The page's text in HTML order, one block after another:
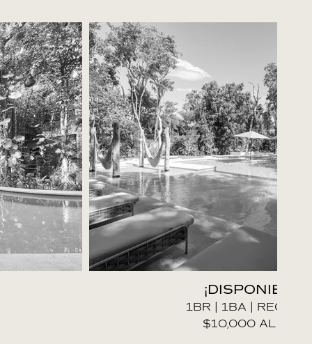
¡DISPONIBLE!
1BR | 1BA | REGIÓN
$10,000 AL MES